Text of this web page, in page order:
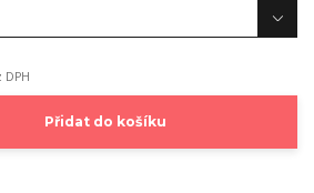
DPH
Přidat do košíku